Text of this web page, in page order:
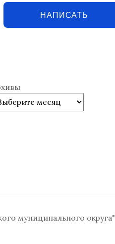
НАПИСАТЬ
муниципального округа"